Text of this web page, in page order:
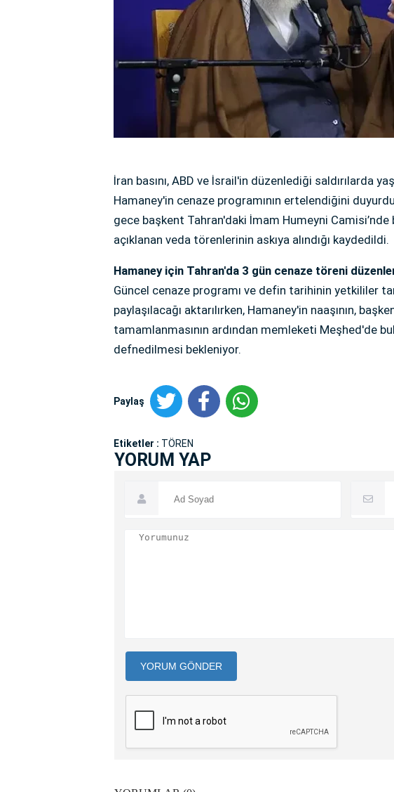
İran basını, ABD ve İsrail'in düzenlediği saldırılarda
Hamaney'in cenaze programının ertelendiğini
gece başkent Tahran'daki İmam Humeyni Camisi’nde
açıklanan veda törenlerinin askıya alındığı kaydedildi.
Hamaney için Tahran'da 3 gün cenaze töreni
Güncel cenaze programı ve defin tarihinin yetkililer
paylaşılacağı aktarılırken, Hamaney'in naaşının,
tamamlanmasının ardından memleketi Meşhed'de
defnedilmesi bekleniyor.
Paylaş
Etiketler : TÖREN
YORUM YAP
YORUM GÖNDER